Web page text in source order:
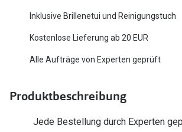
Gläser
Glaspakete
Glasveredelungen
Transitions Gläser
Blaulichtfilter
Inklusive Brillenetui und Reinigungstuch
Kostenlose Lieferung ab 20 EUR
Alle Aufträge von Experten geprüft
Produktbeschreibung
Jede Bestellung durch Experten